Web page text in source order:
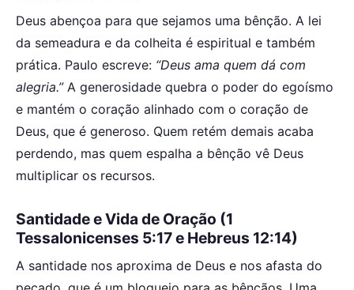
Deus abençoa para que sejamos uma bênção. A lei
da semeadura e da colheita é espiritual e também
prática. Paulo escreve: “Deus ama quem dá com
alegria.”A generosidade quebra o poder do egoísmo
e mantém o coração alinhado com o coração de
Deus, que é generoso. Quem retém demais acaba
perdendo, mas quem espalha a bênção vê Deus
multiplicar os recursos.
Santidade e Vida de Oração (1
Tessalonicenses 5:17 e Hebreus 12:14)
A santidade nos aproxima de Deus e nos afasta do